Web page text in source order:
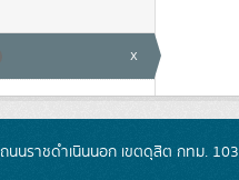
x
นนราชดำเนินนอก เขตดุสิต กทม.